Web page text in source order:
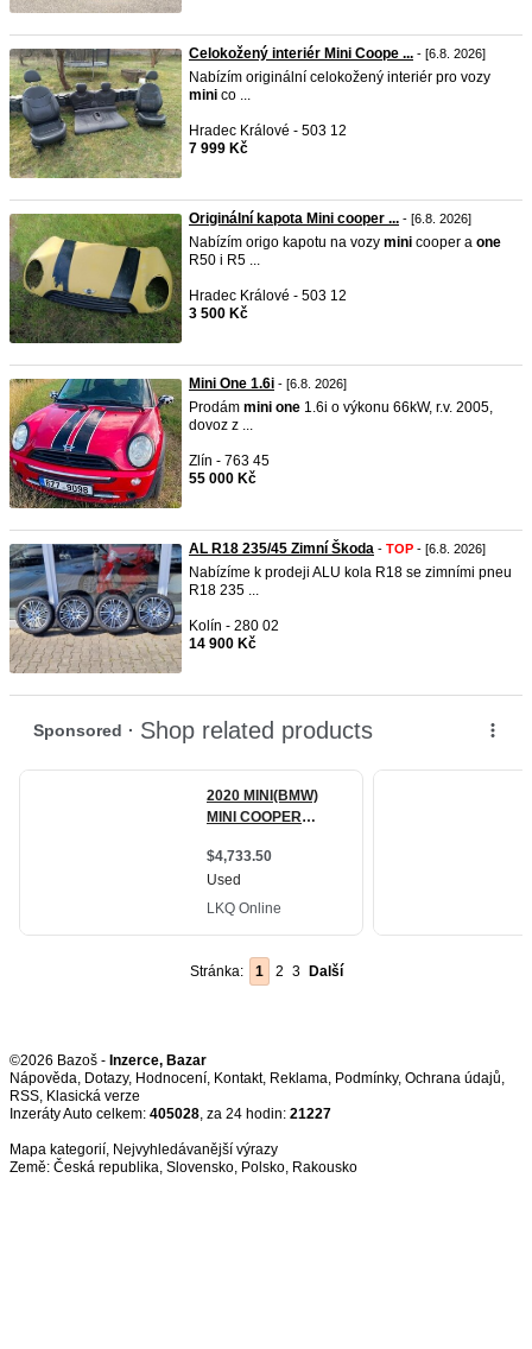
Celokožený interiér Mini Coope ... - [6.8. 2026]
Nabízím originální celokožený interiér pro vozy
mini co ...
Hradec Králové - 503 12
7 999 Kč
Originální kapota Mini cooper ... - [6.8. 2026]
Nabízím origo kapotu na vozy mini cooper a one
R50 i R5 ...
Hradec Králové - 503 12
3 500 Kč
Mini One 1.6i - [6.8. 2026]
Prodám mini one 1.6i o výkonu 66kW, r.v. 2005,
dovoz z ...
Zlín - 763 45
55 000 Kč
AL R18 235/45 Zimní Škoda - TOP - [6.8. 2026]
Nabízíme k prodeji ALU kola R18 se zimními pneu
R18 235 ...
Kolín - 280 02
14 900 Kč
Stránka: 1 2 3 Další
©2026 Bazoš - Inzerce, Bazar
Nápověda, Dotazy, Hodnocení, Kontakt, Reklama, Podmínky, Ochrana údajů,
RSS,
Inzeráty Auto celkem: 405028, za 24 hodin: 21227
Mapa kategorií, Nejvyhledávanější výrazy
Země: Česká republika, Slovensko, Polsko, Rakousko